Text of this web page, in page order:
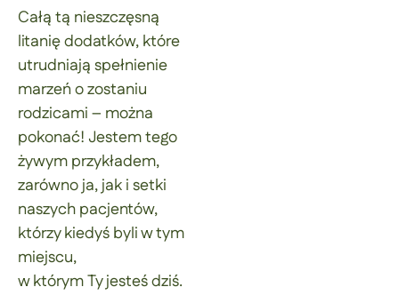
Całą tą nieszczęsną
litanię dodatków, które
utrudniają spełnienie
marzeń o zostaniu
rodzicami – można
pokonać! Jestem tego
żywym przykładem,
zarówno ja, jak i setki
naszych pacjentów,
którzy kiedyś byli w tym
miejscu,
w którym Ty jesteś dziś.